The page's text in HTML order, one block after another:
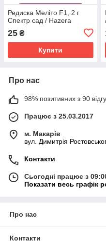
Редиска Меліто F1, 2 г
Спектр сад / Hazera
25 ₴
Купити
Про нас
98% позитивних з 90
Працює з 25.03.2017
м. Макарів
вул. Димитрія
Контакти
Сьогодні працює з
Показати весь графік
Про нас
Контакти